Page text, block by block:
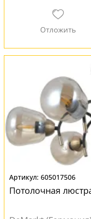
605017506
Потолочная